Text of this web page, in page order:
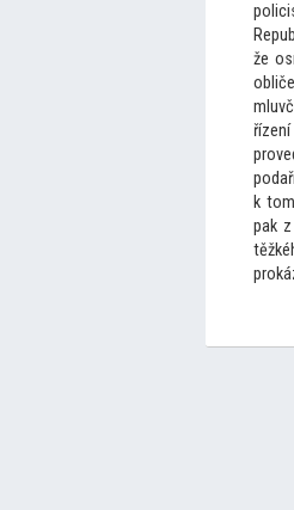
že
k
pak